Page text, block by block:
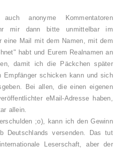
auch anonyme Kommentatoren
mir dann bitte unmittelbar im
eine Mail mit dem Namen, mit dem
habt und Eurem Realnamen an
damit ich die Päckchen später
Empfänger schicken kann und sich
Bei allen, die einen eigenen
eMail-Adresse haben,
allein.
;o), kann ich den Gewinn
Deutschlands versenden. Das tut
Leserschaft, aber der